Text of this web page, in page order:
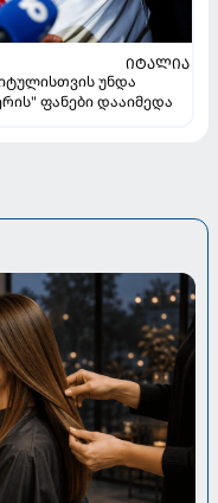
ᲘᲢᲐᲚᲘᲐ
უნდა
ფანები დააიმედა